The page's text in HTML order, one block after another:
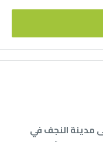
مدينة النجف في